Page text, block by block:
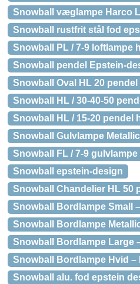
Snowball væglampe Harco
Snowball rustfrit stål fod
Snowball PL / 7-9 loftlampe
Snowball pendel Epstein-
Snowball Oval HL 20
Snowball HL / 30-40-50
Snowball HL / 15-20 pendel
Snowball Gulvlampe
Snowball FL / 7-9
Snowball epstein-design
Snowball Chandelier HL 50
Snowball Bordlampe Small
Snowball Bordlampe
Snowball Bordlampe Large
Snowball Bordlampe Hvid –
Snowball alu. fod epstein